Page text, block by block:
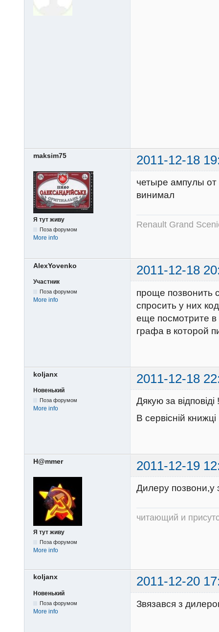
maksim75 2011-12-18
Я тут живу
Поза форумом
More info
четыре ампулы от
винимал
Renault Grand
AlexYovenko 2011-12-18
Участник
Поза форумом
More info
проще позвонить
спросить у них
еще посмотрите в
графа в которой
koljanx 2011-12-18
Новенький
Поза форумом
More info
Дякую за відповіді !
В сервісній
H@mmer 2011-12-19
Я тут живу
Поза форумом
More info
Дилеру позвони,у
читающий и
koljanx 2011-12-20
Новенький
Поза форумом
More info
Звязався з